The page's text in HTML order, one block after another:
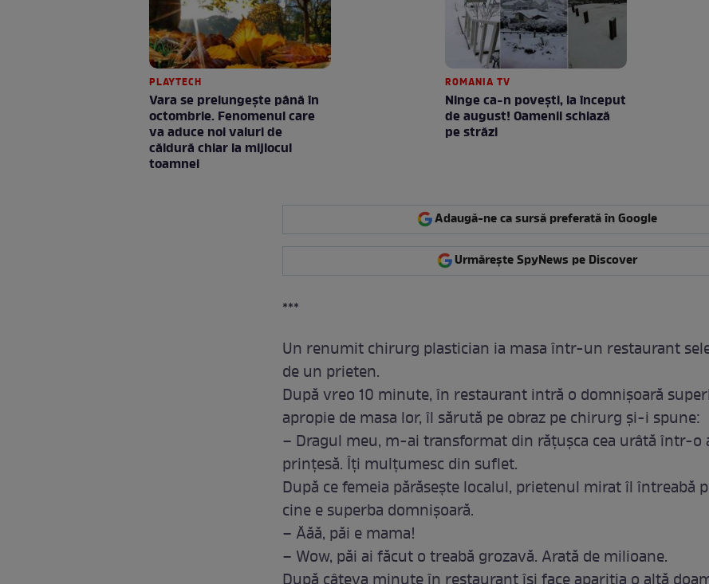
PLAYTECH
Vara se prelungeşte până în
octombrie. Fenomenul care
va aduce noi valuri de
căldură chiar la mijlocul
toamnei
ROMANIA TV
Ninge ca-n povești, la început
de august! Oamenii schiază
pe străzi
Adaugă-ne ca sursă preferată în Google
Urmărește SpyNews pe Discover
***
Un renumit chirurg plastician ia masa într-un restaurant
de un prieten.
După vreo 10 minute, în restaurant intră o domnişoară
apropie de masa lor, îl sărută pe obraz pe chirurg şi-i spune:
– Dragul meu, m-ai transformat din răţuşca cea urâtă într-o
prinţesă. Îţi mulţumesc din suflet.
După ce femeia părăseşte localul, prietenul mirat îl întreabă
cine e superba domnişoară.
– Ăăă, păi e mama!
– Wow, păi ai făcut o treabă grozavă. Arată de milioane.